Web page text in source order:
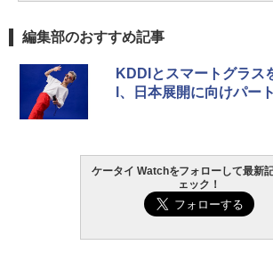
編集部のおすすめ記事
KDDIとスマートグラス
l、日本展開に向けパー
ケータイ Watchをフォローして最新
ェック！